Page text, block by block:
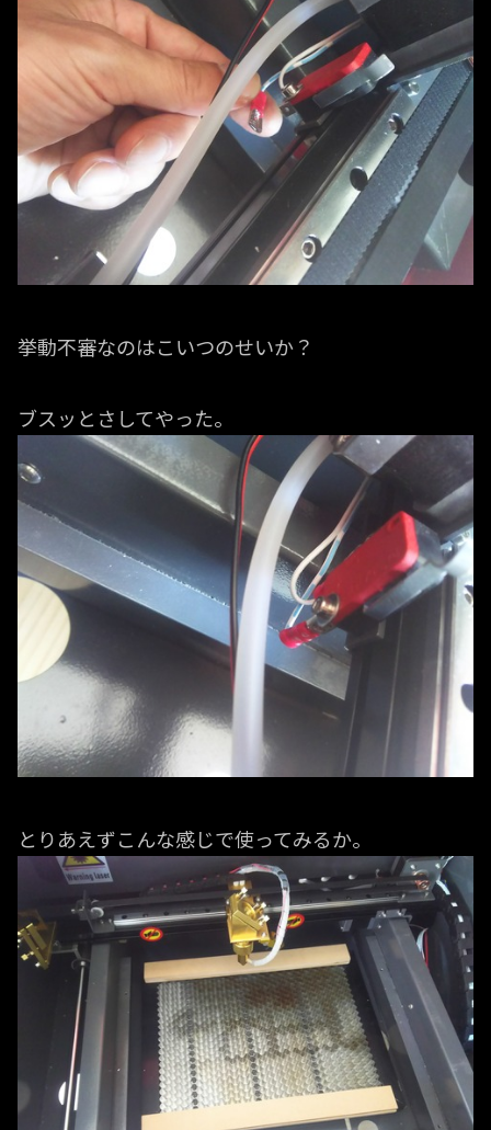
挙動不審なのはこいつのせいか？
ブスッとさしてやった。
とりあえずこんな感じで使ってみるか。